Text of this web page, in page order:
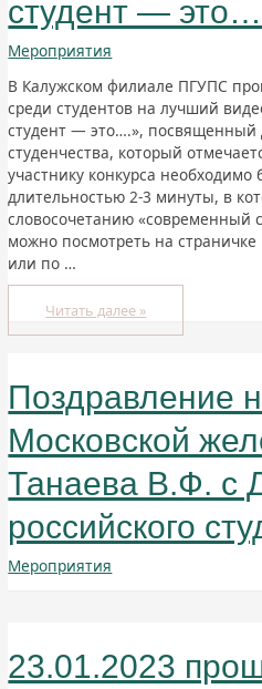
студент —
Мероприятия
В Калужском филиале ПГУПС
среди студентов на лучший
студент — это….», посвященный
студенчества, который
участнику конкурса
длительностью 2-3 минуты, в
словосочетанию «современный
можно посмотреть на
или по …
Читать далее »
Поздравление
Московской
Танаева В.Ф. с
российского
Мероприятия
23.01.2023